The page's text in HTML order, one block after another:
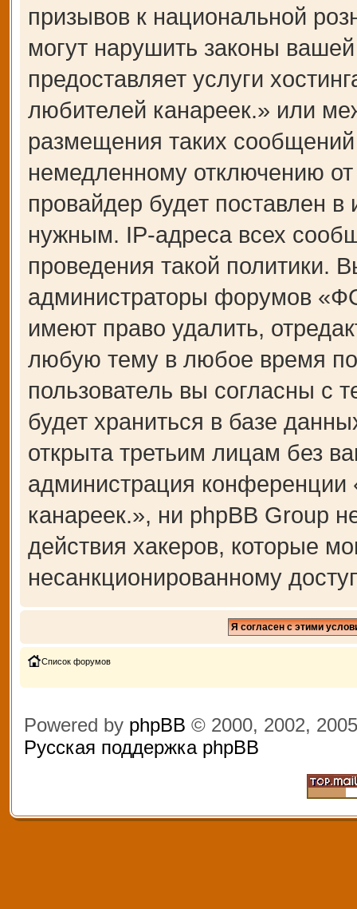
призывов к национальной
могут нарушить законы
предоставляет услуги
любителей канареек.» или
размещения таких
немедленному отключению
провайдер будет поставлен
нужным. IP-адреса всех
проведения такой политики.
администраторы форумов
имеют право удалить,
любую тему в любое время
пользователь вы согласны с
будет храниться в базе
открыта третьим лицам без
администрация
канареек.», ни phpBB Group
действия хакеров, которые
несанкционированному
Список форумов
Powered by phpBB © 2000, 2002,
Русская поддержка phpBB